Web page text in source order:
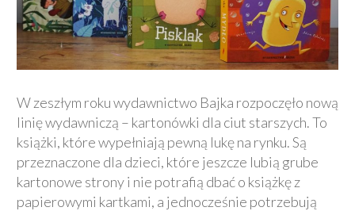
W zeszłym roku wydawnictwo Bajka rozpoczęło nową
linię wydawniczą – kartonówki dla ciut starszych. To
książki, które wypełniają pewną lukę na rynku. Są
przeznaczone dla dzieci, które jeszcze lubią grube
kartonowe strony i nie potrafią dbać o książkę z
papierowymi kartkami, a jednocześnie potrzebują